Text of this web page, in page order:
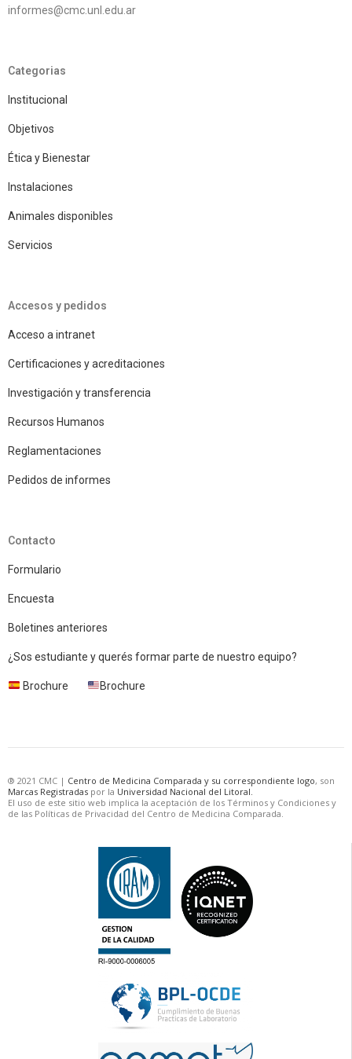
informes@cmc.unl.edu.ar
Categorias
Institucional
Objetivos
Ética y Bienestar
Instalaciones
Animales disponibles
Servicios
Accesos y pedidos
Acceso a intranet
Certificaciones y acreditaciones
Investigación y transferencia
Recursos Humanos
Reglamentaciones
Pedidos de informes
Contacto
Formulario
Encuesta
Boletines anteriores
¿Sos estudiante y querés formar parte de nuestro equipo?
Brochure Brochure
® 2021 CMC | Centro de Medicina Comparada y su correspondiente logo, son
Marcas Registradas por la Universidad Nacional del Litoral.
El uso de este sitio web implica la aceptación de los Términos y Condiciones y
de las Políticas de Privacidad del Centro de Medicina Comparada.